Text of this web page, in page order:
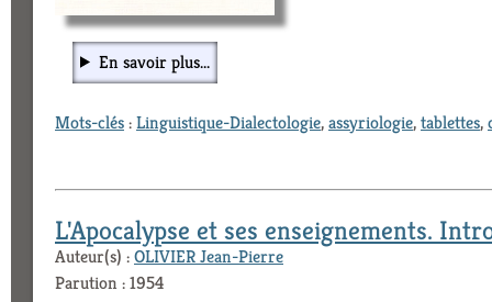
En savoir plus...
Mots-clés:Linguistique-Dialectologie,assyriologie,tablettes,
L'Apocalypse et ses enseignements.
Auteur(s) :OLIVIER Jean-Pierre
Parution : 1954